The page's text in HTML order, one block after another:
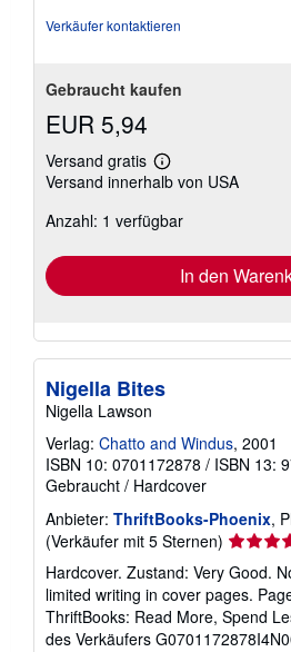
Verkäufer kontaktieren
Gebraucht kaufen
EUR 5,94
Versand gratis
Weitere
Informationen
Versandkosten
Versand innerhalb von USA
Anzahl: 1 verfügbar
In den
Nigella Bites
Nigella Lawson
Verlag: Chatto and Windus, 2001
ISBN 10: 0701172878 / ISBN 13:
Gebraucht / Hardcover
Anbieter: ThriftBooks-Phoenix,
(Verkäufer mit 5 Sternen)
5
von
5
Sternen
Hardcover. Zustand: Very Good.
limited writing in cover pages.
ThriftBooks: Read More, Spend
des Verkäufers